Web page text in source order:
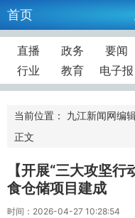
首页
直播 政务 要闻
行业
教育 电子报
当前位置： 九江新闻网编
正文
【开展“三大攻坚
食仓储项目建成
时间：2026-04-27 10:28:54